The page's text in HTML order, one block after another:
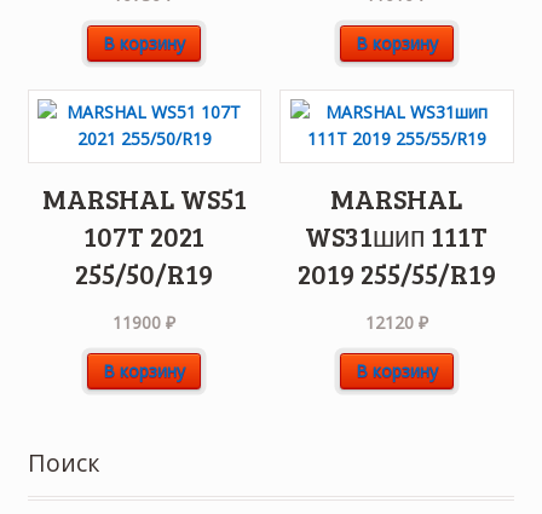
В корзину В корзину
MARSHAL WS51
107T 2021
255/50/R19
11900₽
В корзину
MARSHAL
WS31шип 111T
2019 255/55/R19
12120 ₽
В корзину
Поиск